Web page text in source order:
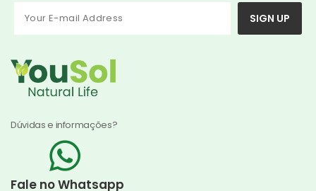
SIGN UP
Dúvidas e informações?
Fale no Whatsapp